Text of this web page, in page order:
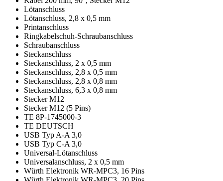
Lötanschluss
Lötanschluss, 2,8 x 0,5 mm
Printanschluss
Ringkabelschuh-Schraubanschluss
Schraubanschluss
Steckanschluss
Steckanschluss, 2 x 0,5 mm
Steckanschluss, 2,8 x 0,5 mm
Steckanschluss, 2,8 x 0,8 mm
Steckanschluss, 6,3 x 0,8 mm
Stecker M12
Stecker M12 (5 Pins)
TE 8P-1745000-3
TE DEUTSCH
USB Typ A-A 3,0
USB Typ C-A 3,0
Universal-Lötanschluss
Universalanschluss, 2 x 0,5 mm
Würth Elektronik WR-MPC3, 16 Pins